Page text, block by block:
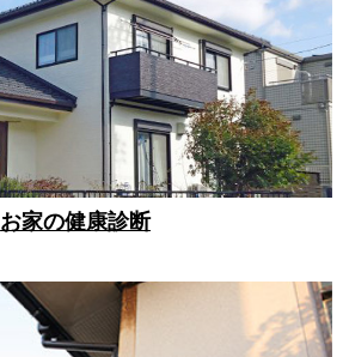
お家の健康診断